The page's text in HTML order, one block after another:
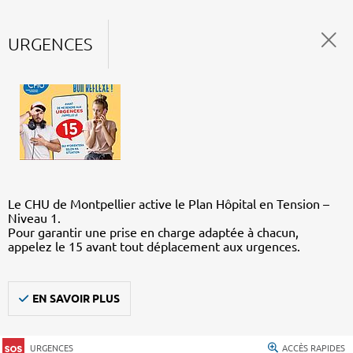
URGENCES
Le CHU de Montpellier active le Plan Hôpital en Tension –
Niveau 1.
Pour garantir une prise en charge adaptée à chacun,
appelez le 15 avant tout déplacement aux urgences.
EN SAVOIR PLUS
URGENCES ACCÈS RAPIDES